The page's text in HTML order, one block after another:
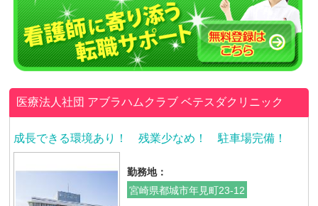
医療法人社団 アブラハムクラブベテスダクリニック
成長できる環境あり！ 残業少なめ！ 駐車場完備！
勤務地：
宮崎県都城市年見町23-12